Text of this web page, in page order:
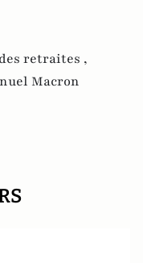
retraites ,
Macron